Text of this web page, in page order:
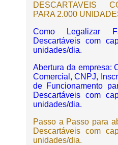
DESCARTAVEIS
PARA 2.000
Como Legalizar
Descartáveis com
unidades/dia.
Abertura da empresa:
Comercial, CNPJ,
de Funcionamento
Descartáveis com
unidades/dia.
Passo a Passo para
Descartáveis com
unidades/dia.